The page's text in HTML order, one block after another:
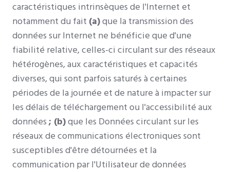
caractéristiques intrinsèques de l'Internet et
notamment du fait (a)que la transmission des
données sur Internet ne bénéficie que d'une
fiabilité relative, celles-ci circulant sur des réseaux
hétérogènes, aux caractéristiques et capacités
diverses, qui sont parfois saturés à certaines
périodes de la journée et de nature à impacter sur
les délais de téléchargement ou l'accessibilité aux
données; (b)que les Données circulant sur les
réseaux de communications électroniques sont
susceptibles d'être détournées et la
communication par l'Utilisateur de données